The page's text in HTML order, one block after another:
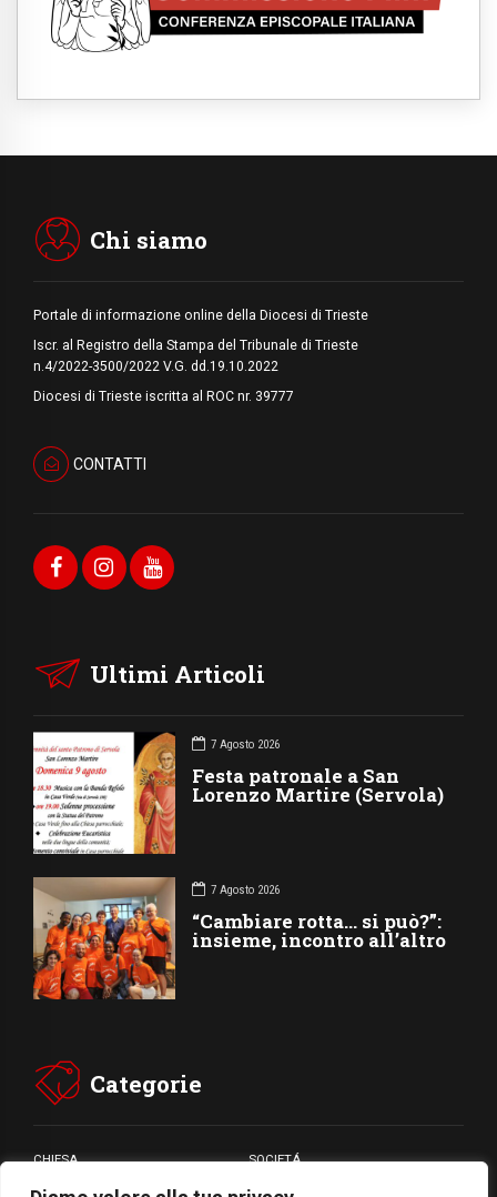
06.08.2026
Un abbraccio verso il futuro, la grande festa
Il grazie dei giovani al Papa: "Oggi ci
Chi siamo
Portale di informazione online della Diocesi di Trieste
Iscr. al Registro della Stampa del Tribunale di Trieste
n.4/2022-3500/2022 V.G. dd.19.10.2022
Diocesi di Trieste iscritta al ROC nr. 39777
CONTATTI
Ultimi Articoli
7 Agosto 2026
Festa patronale a San
Lorenzo Martire (Servola)
7 Agosto 2026
“Cambiare rotta… si può?”:
insieme, incontro all’altro
Categorie
CHIESA SOCIETÁ